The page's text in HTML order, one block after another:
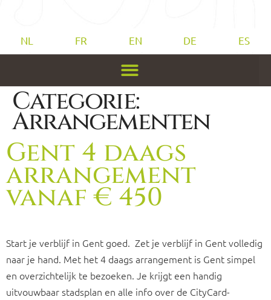
NL FR EN DE ES
Categorie:
Arrangementen
Gent 4 daags
arrangement
vanaf € 450
Start je verblijf in Gent goed. Zet je verblijf in Gent volledig
naar je hand. Met het 4 daags arrangement is Gent simpel
en overzichtelijk te bezoeken. Je krijgt een handig
uitvouwbaar stadsplan en alle info over de CityCard-